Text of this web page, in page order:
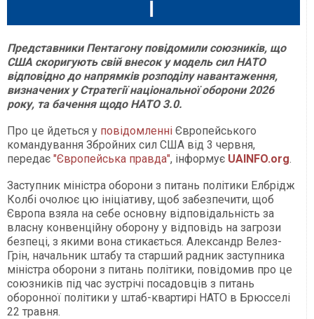
Представники Пентагону повідомили союзників, що
США скоригують свій внесок у модель сил НАТО
відповідно до напрямків розподілу навантаження,
визначених у Стратегії національної оборони 2026
року, та бачення щодо НАТО 3.0.
Про це йдеться у повідомленні Європейського
командування Збройних сил США від 3 червня,
передає "Європейська правда", інформує UAINFO.org.
Заступник міністра оборони з питань політики Елбрідж
Колбі очолює цю ініціативу, щоб забезпечити, щоб
Європа взяла на себе основну відповідальність за
власну конвенційну оборону у відповідь на загрози
безпеці, з якими вона стикається. Александр Велез-
Грін, начальник штабу та старший радник заступника
міністра оборони з питань політики, повідомив про це
союзників під час зустрічі посадовців з питань
оборонної політики у штаб-квартирі НАТО в Брюсселі
22 травня.